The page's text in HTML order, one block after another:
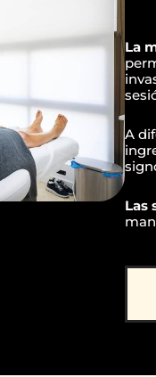
La
A
Las